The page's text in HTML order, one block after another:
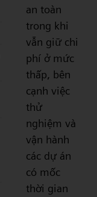
an toàn
trong khi
vẫn giữ chi
phí ở mức
thấp, bên
cạnh việc
thử
nghiệm và
vận hành
các dự án
có mốc
thời gian